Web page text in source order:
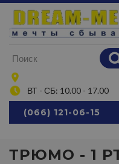
ВТ - СБ: 10.00 - 17.00
(066) 121-06-15
ТРЮМО - 1